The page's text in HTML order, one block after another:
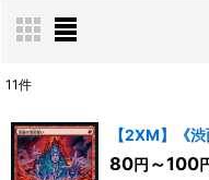
在庫あり
11件
【2XM】《
80円 ～100